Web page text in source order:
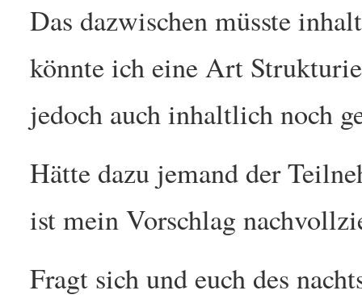
Das dazwischen müsste
könnte ich eine Art
jedoch auch inhaltlich noch
Hätte dazu jemand der
ist mein Vorschlag
Fragt sich und euch des